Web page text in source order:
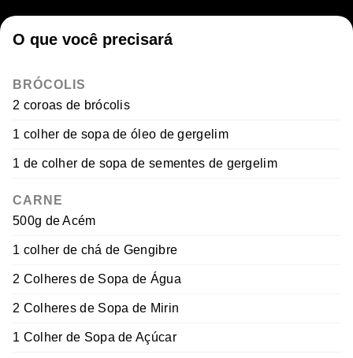
O que você precisará
BRÓCOLIS
2 coroas de brócolis
1 colher de sopa de óleo de gergelim
1 de colher de sopa de sementes de gergelim
CARNE
500g de Acém
1 colher de chá de Gengibre
2 Colheres de Sopa de Água
2 Colheres de Sopa de Mirin
1 Colher de Sopa de Açúcar